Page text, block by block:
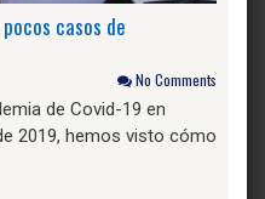
casos de
No Comments
de Covid-19 en
2019, hemos visto cómo